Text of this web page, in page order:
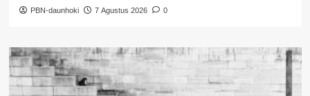
PBN-daunhoki 7 Agustus 2026 0